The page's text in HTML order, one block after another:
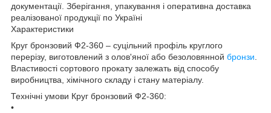
документації. Зберігання, упакування і оперативна доставка
реалізованої продукції по Україні
Характеристики
Круг бронзовий Ф2-360 – суцільний профіль круглого
перерізу, виготовлений з олов'яної або безоловянной бронзи
Властивості сортового прокату залежать від способу
виробництва, хімічного складу і стану матеріалу.
Технічні умови Круг бронзовий Ф2-360:
•